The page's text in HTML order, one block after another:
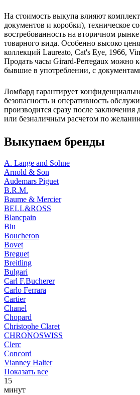
На стоимость выкупа влияют
документов и коробки), техническое
востребованность на вторичном
товарного вида. Особенно высоко
коллекций Laureato, Cat's Eye, 1966,
Продать часы Girard-Perregaux можно
бывшие в употреблении, с
Ломбард гарантирует
безопасность и оперативность
производится сразу после
или безналичным расчетом по
Выкупаем бренды
A. Lange and Sohne
Arnold & Son
Audemars Piguet
B.R.M.
Baume & Mercier
BELL&ROSS
Blancpain
Blu
Boucheron
Bovet
Breguet
Breitling
Bulgari
Carl F.Bucherer
Carlo Ferrara
Cartier
Chanel
Chopard
Christophe Claret
CHRONOSWISS
Clerc
Concord
Vianney Halter
Показать все
15
минут